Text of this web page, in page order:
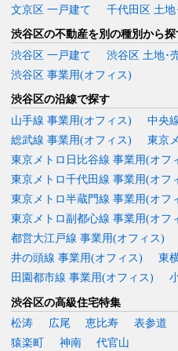
文京区 一戸建て
千代田区 土地
渋谷区の不動産を別の種別から探
渋谷区 一戸建て
渋谷区 土地･
渋谷区 事業用(オフィス)
渋谷区の沿線で探す
山手線 事業用(オフィス)
中央
総武線 事業用(オフィス)
東京
東京メトロ日比谷線 事業用(オフ
東京メトロ千代田線 事業用(オフ
東京メトロ半蔵門線 事業用(オフ
東京メトロ副都心線 事業用(オフ
都営大江戸線 事業用(オフィス)
井の頭線 事業用(オフィス)
東
田園都市線 事業用(オフィス)
渋谷区の高級住宅特集
松涛
広尾 恵比寿 表参道
猿楽町
神南 代官山